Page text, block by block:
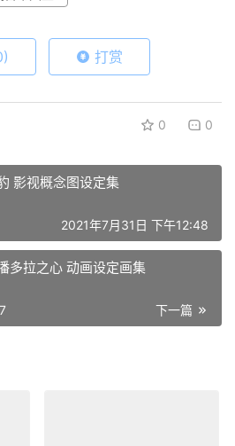
打赏
0 0
影视概念图设定集
2021年7月31日 下午12:48
多拉之心 动画设定画集
下一篇